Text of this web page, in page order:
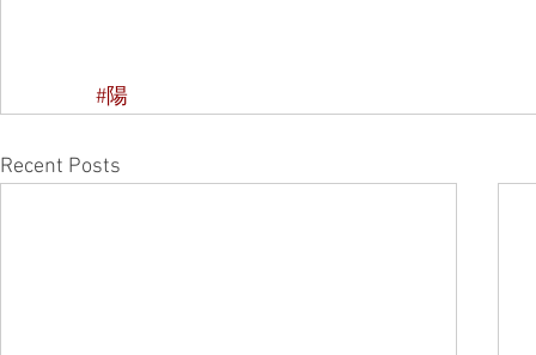
#陽
Recent Posts